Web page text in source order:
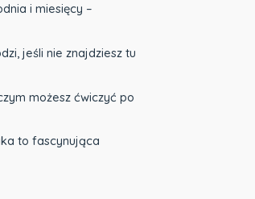
i miesięcy –
jeśli nie znajdziesz tu
możesz ćwiczyć po
to fascynująca